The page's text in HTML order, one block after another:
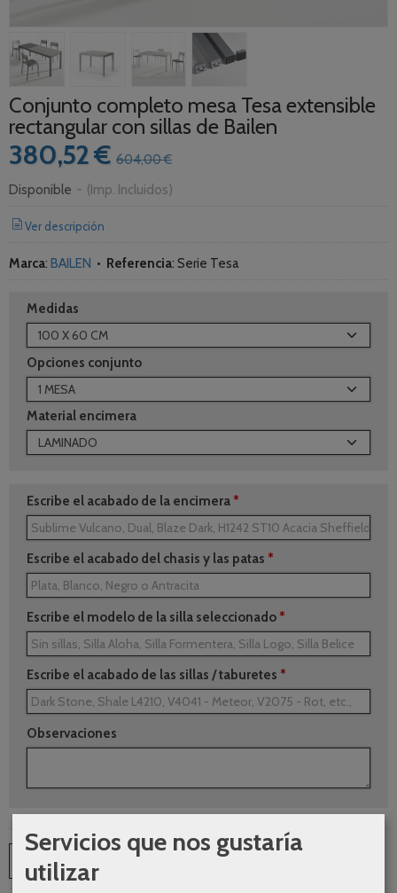
Conjunto completo mesa Tesa extensible
rectangular con sillas de Bailen
380,52 € 604,00 €
Disponible - (Imp. Incluidos)
Ver descripción
Marca: BAILEN • Referencia: Serie Tesa
Medidas
Opciones conjunto
Material encimera
Escribe el acabado de la encimera *
Escribe el acabado del chasis y las patas *
Escribe el modelo de la silla seleccionado *
Escribe el acabado de las sillas / taburetes *
Observaciones
AÑADIR A CARRITO
Servicios que nos gustaría
utilizar